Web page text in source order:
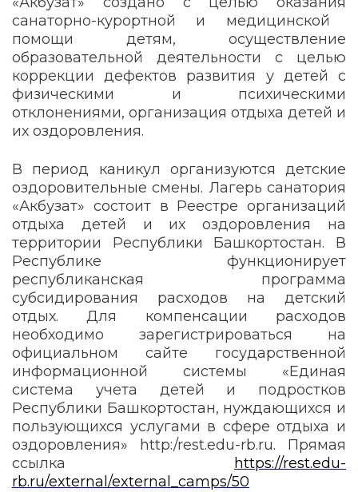
санаторно-курортной и медицинской
помощи детям, осуществление
образовательной деятельности с целью
коррекции дефектов развития у детей с
физическими и психическими
отклонениями, организация отдыха детей и
их оздоровления.
В период каникул организуются детские
оздоровительные смены. Лагерь санатория
«Акбузат» состоит в Реестре организаций
отдыха детей и их оздоровления на
территории Республики Башкортостан. В
Республике функционирует
республиканская программа
субсидирования расходов на детский
отдых. Для компенсации расходов
необходимо зарегистрироваться на
официальном сайте государственной
информационной системы «Единая
система учета детей и подростков
Республики Башкортостан, нуждающихся и
пользующихся услугами в сфере отдыха и
оздоровления» http:/rest.edu-rb.ru. Прямая
ссылка
https://rest.edu-
rb.ru/external/external_camps/50